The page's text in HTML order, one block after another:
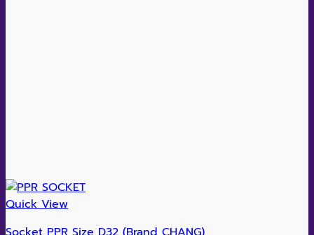
Quick View